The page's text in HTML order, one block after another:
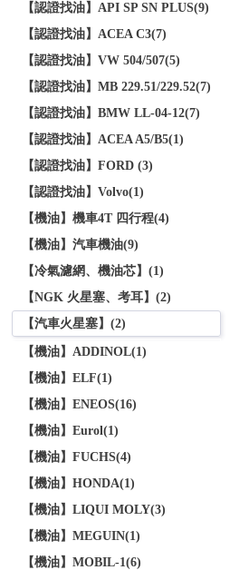
【認證找油】API SP SN PLUS(9)
【認證找油】ACEA C3(7)
【認證找油】VW 504/507(5)
【認證找油】MB 229.51/229.52(7)
【認證找油】BMW LL-04-12(7)
【認證找油】ACEA A5/B5(1)
【認證找油】FORD (3)
【認證找油】Volvo(1)
【機油】機車4T 四行程(4)
【機油】汽車機油(9)
【冷氣濾網、機油芯】(1)
【NGK 火星塞、考耳】(2)
【汽車火星塞】(2)
【機油】ADDINOL(1)
【機油】ELF(1)
【機油】ENEOS(16)
【機油】Eurol(1)
【機油】FUCHS(4)
【機油】HONDA(1)
【機油】LIQUI MOLY(3)
【機油】MEGUIN(1)
【機油】MOBIL-1(6)